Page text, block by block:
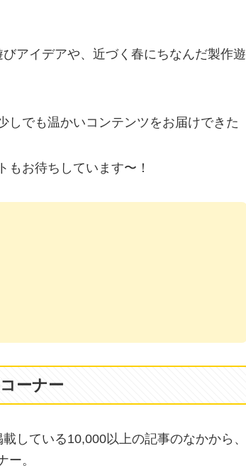
アイデアや、近づく春にちなんだ製作遊
しでも温かいコンテンツをお届けできた
もお待ちしています〜！
ーナー
している10,000以上の記事のなかから、
。